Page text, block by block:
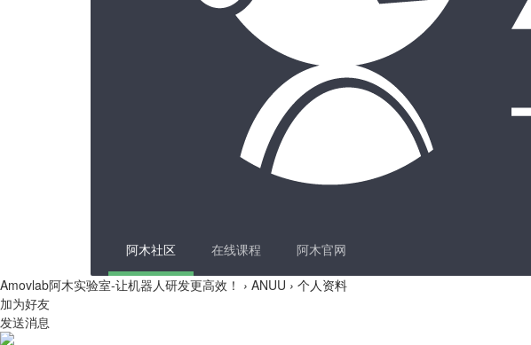
阿木社区 在线课程
阿木官网
Amovlab阿木实验室-让机器人研发更高效！ › ANUU › 个人资料
加为好友
发送消息